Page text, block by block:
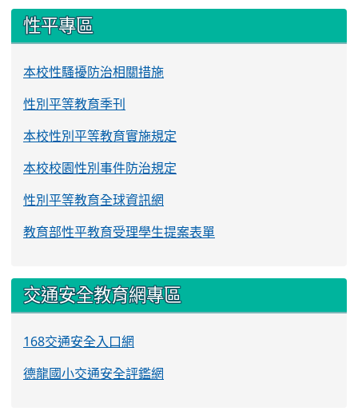
性平專區
本校性騷擾防治相關措施
性別平等教育季刊
本校性別平等教育實施規定
本校校園性別事件防治規定
性別平等教育全球資訊網
教育部性平教育受理學生提案表單
交通安全教育網專區
168交通安全入口網
德龍國小交通安全評鑑網